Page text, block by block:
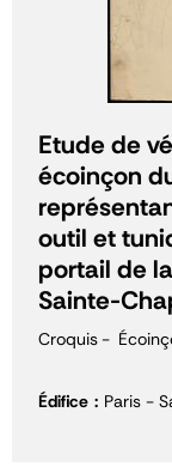
Etude de
écoinçon
outil et
portail de
Sainte-
Croquis
Édifice Paris -